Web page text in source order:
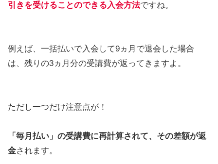
引きを受けることのできる入会方法ですね。
例えば、一括払いで入会して9ヵ月で退会した場合
は、残りの3ヵ月分の受講費が返ってきますよ。
ただし一つだけ注意点が！
「毎月払い」の受講費に再計算されて、その差額が返
金されます。